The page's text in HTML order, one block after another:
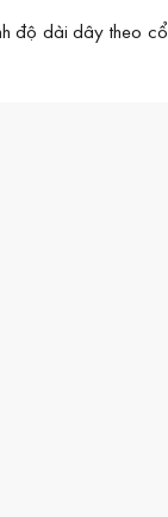
độ dài dây theo